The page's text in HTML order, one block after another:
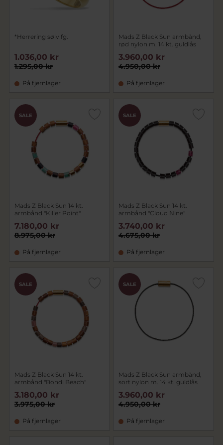
*Herrering sølv fg.
1.295,00 kr
1.036,00 kr
På fjernlager
Mads Z Black Sun armbånd,
rød nylon m. 14 kt. guldlås
4.950,00 kr
3.960,00 kr
På fjernlager
SALE
Mads Z Black Sun 14 kt.
armbånd "Killer Point"
8.975,00 kr
7.180,00 kr
På fjernlager
SALE
Mads Z Black Sun 14 kt.
armbånd "Cloud Nine"
4.675,00 kr
3.740,00 kr
På fjernlager
SALE
Mads Z Black Sun 14 kt.
armbånd "Bondi Beach"
3.975,00 kr
3.180,00 kr
På fjernlager
SALE
Mads Z Black Sun armbånd,
sort nylon m. 14 kt. guldlås
4.950,00 kr
3.960,00 kr
På fjernlager